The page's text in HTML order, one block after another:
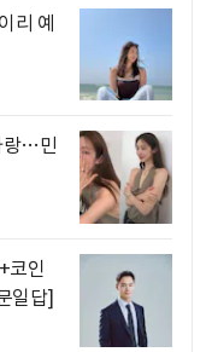
리 예
랑…민
코인
일답]